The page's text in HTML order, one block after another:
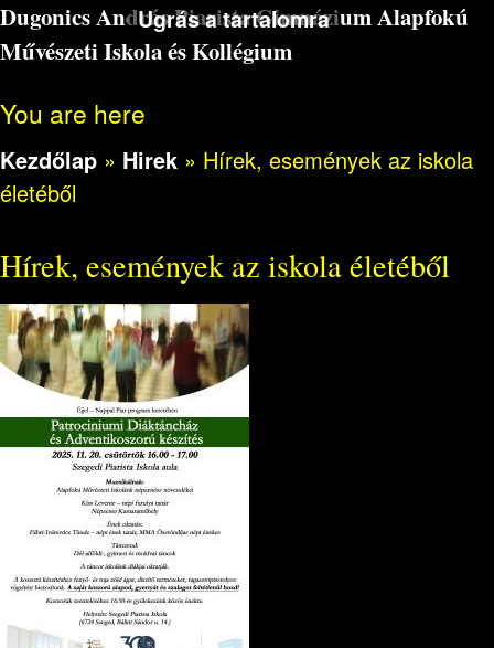
Ugrás a tartalomra
Dugonics András Piarista Gimnázium Alapfokú
Művészeti Iskola és Kollégium
You are here
Kezdőlap » Hirek » Hírek, események az iskola
életéből
Hírek, események az iskola életéből